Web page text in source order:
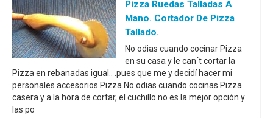
Pizza Ruedas Talladas A
Mano. Cortador De Pizza
Tallado.
No odias cuando cocinar Pizza
en su casa y le can´t cortar la
Pizza en rebanadas igual.. .pues que me y decidí hacer mi
personales accesorios Pizza.No odias cuando cocinas Pizza
casera y a la hora de cortar, el cuchillo no es la mejor opción y
las po